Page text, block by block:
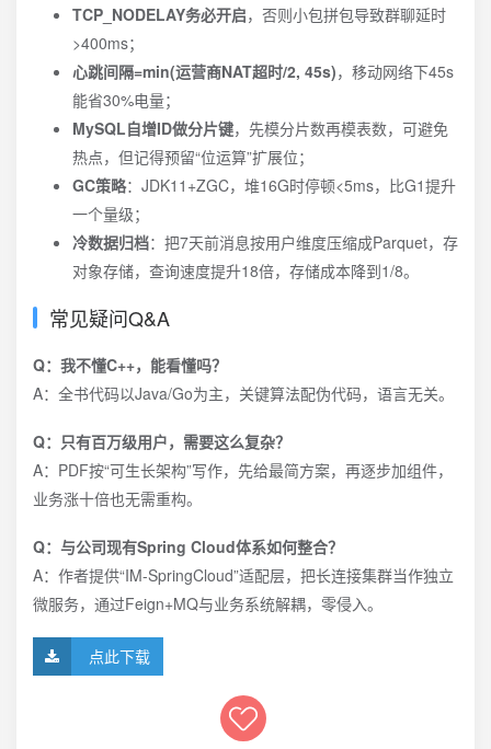
TCP_NODELAY务必开启，否则小包拼包导致群聊延时
>400ms；
心跳间隔=min(运营商NAT超时/2, 45s)，移动网络下45s
能省30%电量；
MySQL自增ID做分片键，先模分片数再模表数，可避免
热点，但记得预留“位运算”扩展位；
GC策略：JDK11+ZGC，堆16G时停顿<5ms，比G1提升
一个量级；
冷数据归档：把7天前消息按用户维度压缩成Parquet，存
对象存储，查询速度提升18倍，存储成本降到1/8。
常见疑问Q&A
Q：我不懂C++，能看懂吗？
A：全书代码以Java/Go为主，关键算法配伪代码，语言无关。
Q：只有百万级用户，需要这么复杂？
A：PDF按“可生长架构”写作，先给最简方案，再逐步加组件，
业务涨十倍也无需重构。
Q：与公司现有Spring Cloud体系如何整合？
A：作者提供“IM-SpringCloud”适配层，把长连接集群当作独立
微服务，通过Feign+MQ与业务系统解耦，零侵入。
点此下载